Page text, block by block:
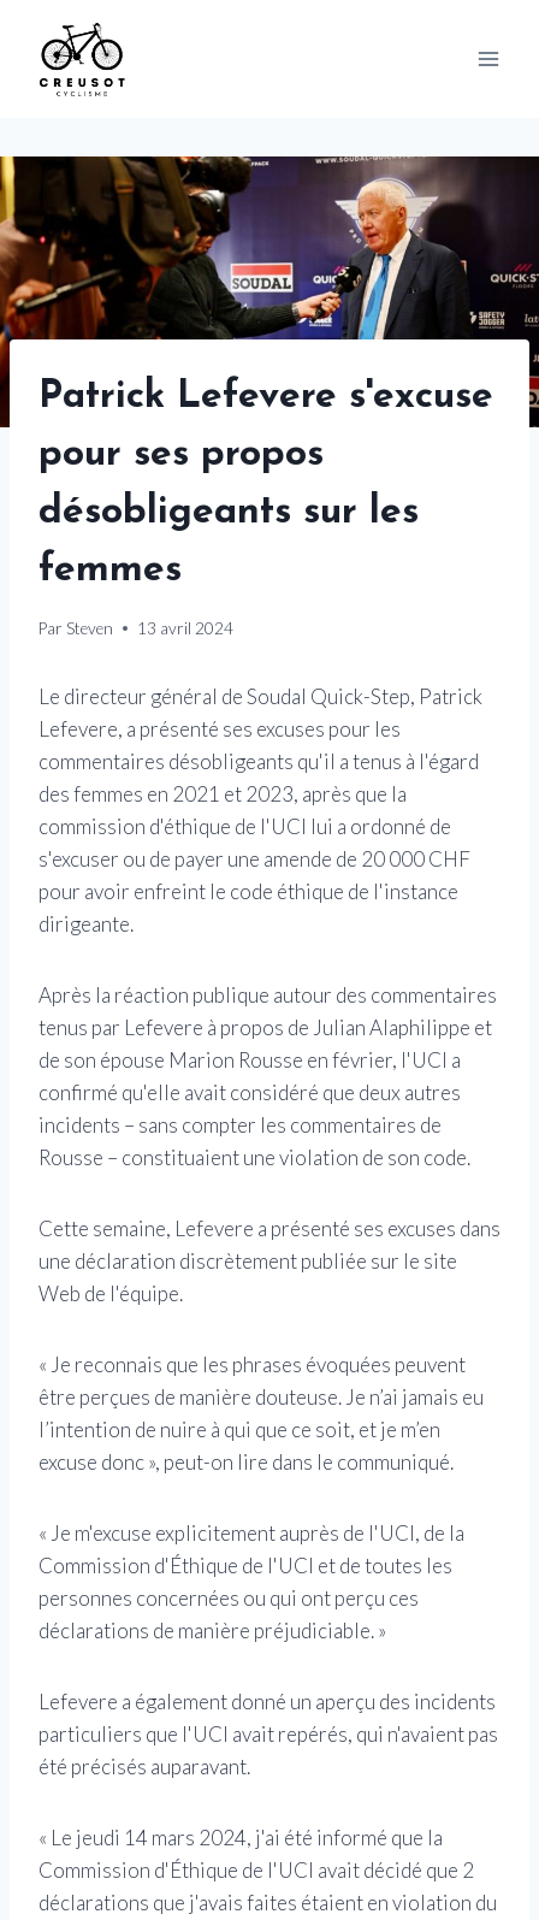
content
Patrick Lefevere s'excuse
pour ses propos
désobligeants sur les
femmes
Par Steven 13 avril 2024
Le directeur général de Soudal Quick-Step, Patrick
Lefevere, a présenté ses excuses pour les
commentaires désobligeants qu'il a tenus à l'égard
des femmes en 2021 et 2023, après que la
commission d'éthique de l'UCI lui a ordonné de
s'excuser ou de payer une amende de 20 000 CHF
pour avoir enfreint le code éthique de l'instance
dirigeante.
Après la réaction publique autour des commentaires
tenus par Lefevere à propos de Julian Alaphilippe et
de son épouse Marion Rousse en février, l'UCI a
confirmé qu'elle avait considéré que deux autres
incidents – sans compter les commentaires de
Rousse – constituaient une violation de son code.
Cette semaine, Lefevere a présenté ses excuses dans
une déclaration discrètement publiée sur le site
Web de l'équipe.
« Je reconnais que les phrases évoquées peuvent
être perçues de manière douteuse. Je n’ai jamais eu
l’intention de nuire à qui que ce soit, et je m’en
excuse donc », peut-on lire dans le communiqué.
« Je m'excuse explicitement auprès de l'UCI, de la
Commission d'Éthique de l'UCI et de toutes les
personnes concernées ou qui ont perçu ces
déclarations de manière préjudiciable. »
Lefevere a également donné un aperçu des incidents
particuliers que l'UCI avait repérés, qui n'avaient pas
été précisés auparavant.
« Le jeudi 14 mars 2024, j'ai été informé que la
Commission d'Éthique de l'UCI avait décidé que 2
déclarations que j'avais faites étaient en violation du